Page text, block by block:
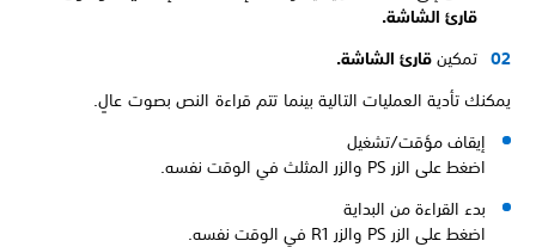
قارئ الشاشة.
تمكينقارئ الشاشة.
يمكنك تأدية العمليات التالية بينما تتم قراءة النص بصوت عالٍ.
إيقاف مؤقت/تشغيل
اضغط على الزر PS والزر المثلث في الوقت نفسه.
بدء القراءة من البداية
اضغط على الزر PS والزر R1 في الوقت نفسه.